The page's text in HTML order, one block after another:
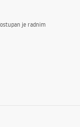
je radnim